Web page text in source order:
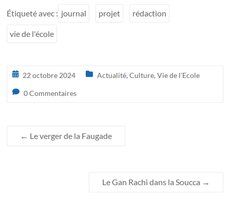
Étiqueté avec : journal projet rédaction
vie de l'école
22 octobre 2024 Actualité,Culture,Vie de l'Ecole
0 Commentaires
← Le verger de la Faugade
Le Gan Rachi dans la Soucca →